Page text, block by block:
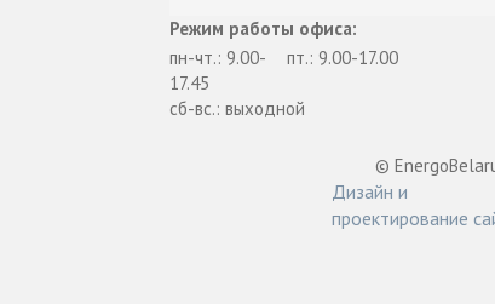
Режим работы офиса:
пн-чт.: 9.00-
17.45
пт.: 9.00-17.00
сб-вс.: выходной
©
Дизайн и
проектирование